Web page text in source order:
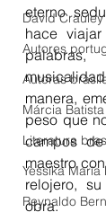
David Crauley
Autores
Autoras
Márcia
Literatura
Yessika María
Reynaldo
eterno
hace
manera,
peso que
campos
maestro
relojero,
obra.